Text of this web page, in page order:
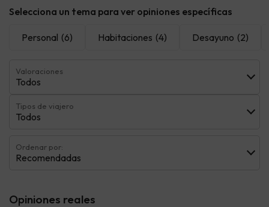
Selecciona un tema para ver opiniones específicas
Personal (6) Habitaciones (4) Desayuno (2)
Valoraciones
Todos
Tipos de viajero
Todos
Ordenar por:
Recomendadas
Opiniones reales